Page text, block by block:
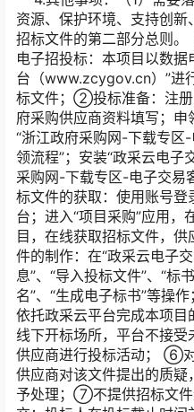
资源、保护环境、支持创
招标文件的第二部分总则
电子招投标：本项目以数
台（www.zcygov.cn）”进
标文件；②投标准备：注册
府采购供应商资料填写；
“浙江政府采购网-下载专区
领流程”；安装“政采云电
采购网-下载专区-电子交
标文件的获取：使用账号
台；进入“项目采购”应用
目，在线获取招标文件，
件的制作：在“政采云电子
息”、“导入投标文件”、“标
名”、“生成电子标书”等操
依托政采云平台完成本项
线下开标场所，平台不接
供应商进行投标活动； ⑥
供应商对该文件提出的质
予处理；⑦不提供招标文